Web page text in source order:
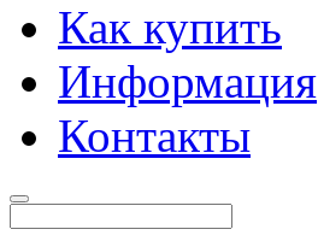
Как купить
Информация
Контакты